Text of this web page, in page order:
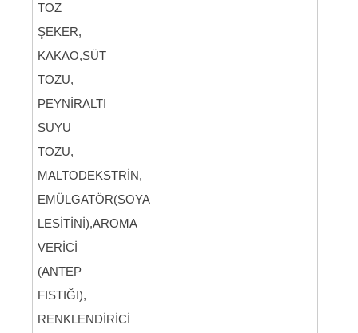
TOZ
ŞEKER,
KAKAO,SÜT
TOZU,
PEYNİRALTI
SUYU
TOZU,
MALTODEKSTRİN,
EMÜLGATÖR(SOYA
LESİTİNİ),AROMA
VERİCİ
(ANTEP
FISTIĞI),
RENKLENDİRİCİ